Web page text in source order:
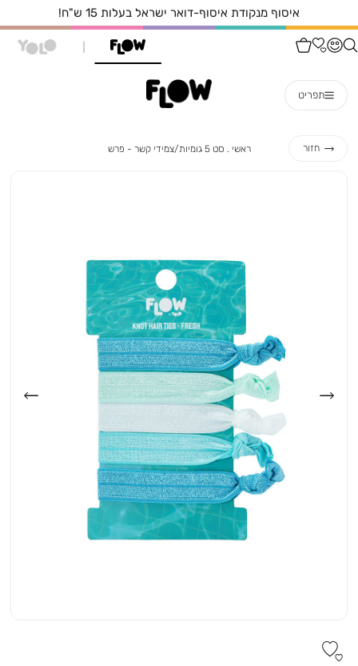
איסוף מנקודת איסוף-דואר ישראל בעלות 15 ש"ח!
תפריט
חזור ראשי ראשי
סט 5 גומיות/צמידי קשר - פרש
סט